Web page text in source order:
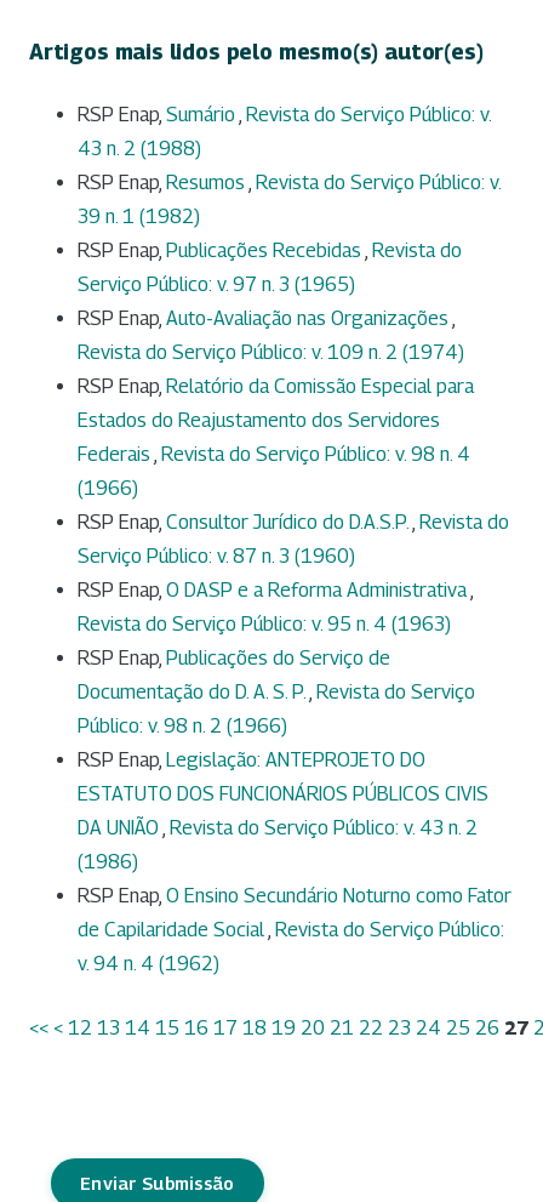
Artigos mais lidos pelo mesmo(s) autor(es)
RSP Enap, Sumário Revista do Serviço Público: v.
43 n. 2 (1988)
RSP Enap, Resumos Revista do Serviço Público: v.
39 n. 1 (1982)
RSP Enap, Publicações Recebidas Revista do
Serviço Público: v. 97 n. 3 (1965)
RSP Enap, Auto-Avaliação nas Organizações
Revista do Serviço Público: v. 109 n. 2 (1974)
RSP Enap, Relatório da Comissão Especial para
Estados do Reajustamento dos Servidores
Federais Revista do Serviço Público: v. 98 n. 4
(1966)
RSP Enap, Consultor Jurídico do D.A.S.P. Revista do
Serviço Público: v. 87 n. 3 (1960)
RSP Enap, O DASP e a Reforma Administrativa
Revista do Serviço Público: v. 95 n. 4 (1963)
RSP Enap, Publicações do Serviço de
Documentação do D. A. S. P. Revista do Serviço
Público: v. 98 n. 2 (1966)
RSP Enap, Legislação: ANTEPROJETO DO
ESTATUTO DOS FUNCIONÁRIOS PÚBLICOS CIVIS
DA UNIÃO Revista do Serviço Público: v. 43 n. 2
(1986)
RSP Enap, O Ensino Secundário Noturno como Fator
de Capilaridade Social Revista do Serviço Público:
v. 94 n. 4 (1962)
<< < 12 13 14 15 16 17 18 19 20 21 22 23 24 25 26 27
Enviar Submissão